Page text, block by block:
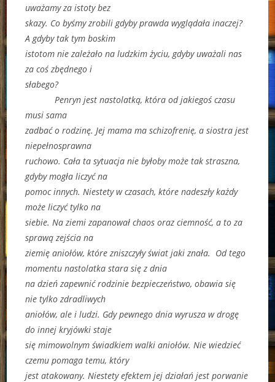
uważamy za istoty bez
skazy. Co byśmy zrobili gdyby prawda wyglądała inaczej?
A gdyby tak tym boskim
istotom nie zależało na ludzkim życiu, gdyby uważali nas
za coś zbędnego i
słabego?
Penryn jest nastolatką, która od jakiegoś czasu
musi sama
zadbać o rodzinę. Jej mama ma schizofrenię, a siostra jest
niepełnosprawna
ruchowo. Cała ta sytuacja nie byłoby może tak straszna,
gdyby mogła liczyć na
pomoc innych. Niestety w czasach, które nadeszły każdy
może liczyć tylko na
siebie. Na ziemi zapanował chaos oraz ciemność, a to za
sprawą zejścia na
ziemię aniołów, które zniszczyły świat jaki znała. Od tego
momentu nastolatka stara się z dnia
na dzień zapewnić rodzinie bezpieczeństwo, obawia się
nie tylko zdradliwych
aniołów, ale i ludzi. Gdy pewnego dnia wyrusza w drogę
do innej kryjówki staje
się mimowolnym świadkiem walki aniołów. Nie wiedzieć
czemu pomaga temu, który
jest atakowany. Niestety efektem jej działań jest porwanie